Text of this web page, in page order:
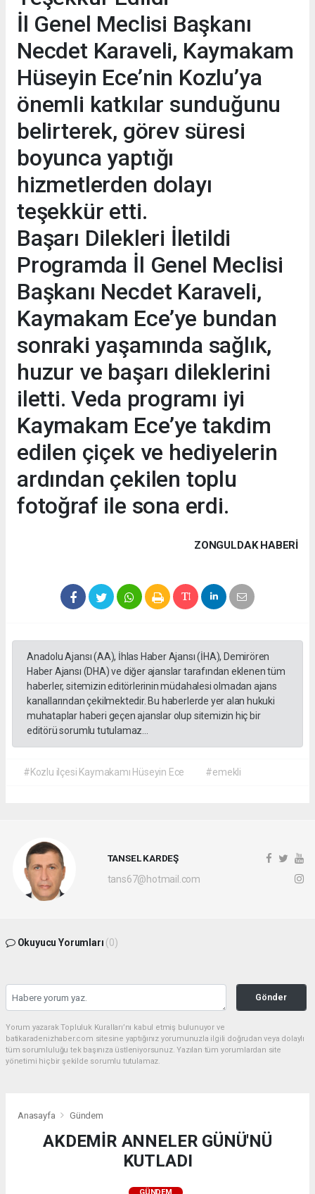
İl Genel Meclisi Başkanı
Necdet Karaveli, Kaymakam
Hüseyin Ece’nin Kozlu’ya
önemli katkılar sunduğunu
belirterek, görev süresi
boyunca yaptığı
hizmetlerden dolayı
teşekkür etti.
Başarı Dilekleri İletildi
Programda İl Genel Meclisi
Başkanı Necdet Karaveli,
Kaymakam Ece’ye bundan
sonraki yaşamında sağlık,
huzur ve başarı dileklerini
iletti. Veda programı iyi
Kaymakam Ece’ye takdim
edilen çiçek ve hediyelerin
ardından çekilen toplu
fotoğraf ile sona erdi.
ZONGULDAK HABERİ
Anadolu Ajansı (AA), İhlas Haber Ajansı (İHA), Demirören
Haber Ajansı (DHA) ve diğer ajanslar tarafından eklenen tüm
haberler, sitemizin editörlerinin müdahalesi olmadan ajans
kanallarından çekilmektedir. Bu haberlerde yer alan hukuki
muhataplar haberi geçen ajanslar olup sitemizin hiç bir
editörü sorumlu tutulamaz...
#Kozlu ilçesi Kaymakamı Hüseyin Ece #emekli
TANSEL KARDEŞ
tans67@hotmail.com
Okuyucu Yorumları (0)
Gönder
Yorum yazarak Topluluk Kuralları’nı kabul etmiş bulunuyor ve
batikaradenizhaber.com sitesine yaptığınız yorumunuzla ilgili doğrudan veya dolaylı
tüm sorumluluğu tek başınıza üstleniyorsunuz. Yazılan tüm yorumlardan site
yönetimi hiçbir şekilde sorumlu tutulamaz.
Anasayfa Gündem
AKDEMİR ANNELER GÜNÜ'NÜ
KUTLADI
GÜNDEM